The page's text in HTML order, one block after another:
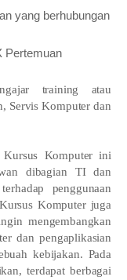
yang berhubungan
Pertemuan
training atau
Servis Komputer dan
Komputer ini
dibagian TI dan
penggunaan
Komputer juga
mengembangkan
dan pengaplikasian
kebijakan. Pada
terdapat berbagai